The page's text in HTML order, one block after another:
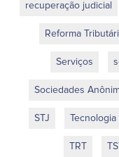
recuperação judicial
Reforma
Serviços
Sociedades
STJ Tecnologia
TRT TST